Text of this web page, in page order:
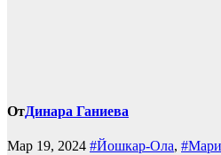
ОтДинара Ганиева
Мар 19, 2024 #Йошкар-Ола,